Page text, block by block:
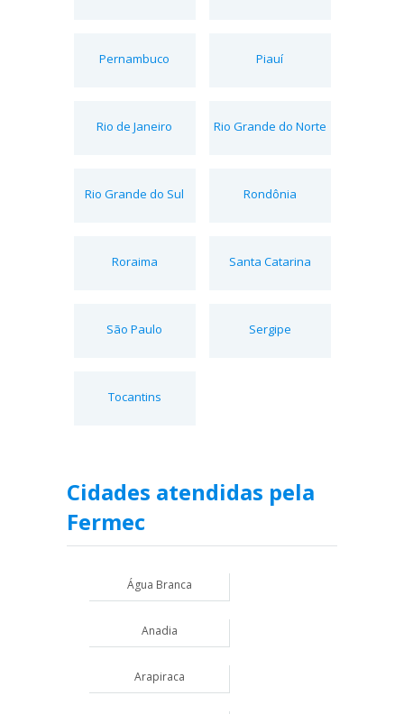
Pernambuco Piauí
Rio de Janeiro Rio Grande do Norte
Rio Grande do Sul Rondônia
Roraima Santa Catarina
São Paulo Sergipe
Tocantins
Cidades atendidas pela
Fermec
Água Branca
Anadia
Arapiraca